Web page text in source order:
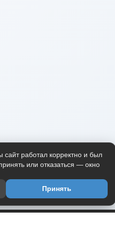
работал корректно и был
или отказаться — окно
Принять